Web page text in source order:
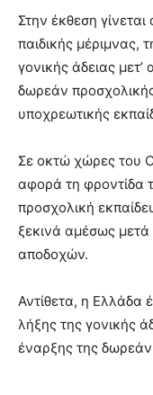
Στην έκθεση
παιδικής μέριμνας,
γονικής άδειας
δωρεάν
υποχρεωτικής
Σε οκτώ χώρες του
αφορά τη φροντίδα
προσχολική
ξεκινά αμέσως μετά
αποδοχών.
Αντίθετα, η Ελλάδα
λήξης της γονικής
έναρξης της